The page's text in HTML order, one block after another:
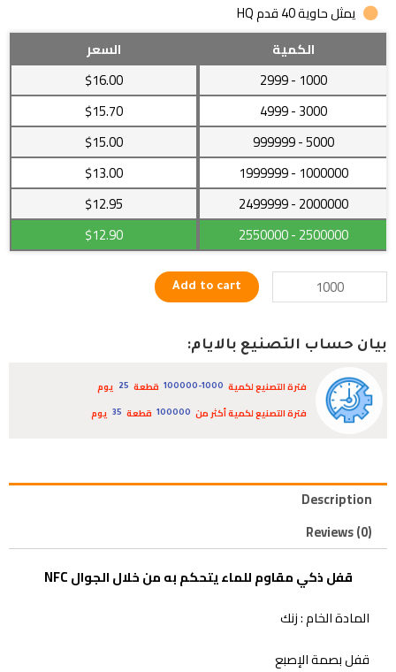
يمثل حاوية 40 قدم HQ
الكمية
السعر
1000
- 2999
$16.00
3000
- 4999
$15.70
5000
- 999999
$15.00
1000000
- 1999999
$13.00
2000000
- 2499999
$12.95
2500000
- 2550000
$12.90
ذكي
للماء
يتحكم
من
خلال
NFC
quantity
Add to cart
بيان حساب التصنيع بالايام:
فترة التصنيع لكمية 100000-1000 قطعة 25
يوم
فترة التصنيع لكمية أكثر من
100000 قطعة 35 يوم
Description
Reviews (0)
قفل ذكي مقاوم للماء يتحكم به من خلال الجوال NFC
المادة الخام : زنك
قفل بصمة الإصبع